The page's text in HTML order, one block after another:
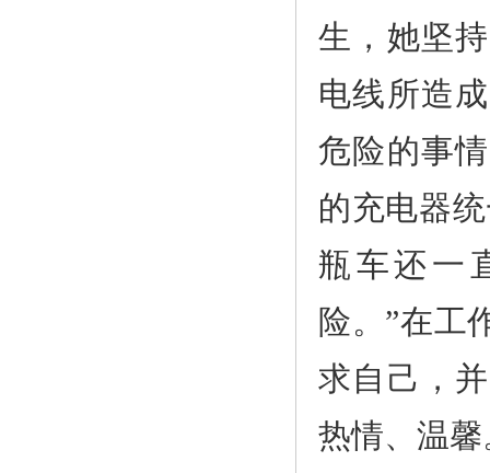
生，她坚
电线所造
危险的事
的充电器
瓶车还一
险。”在工
求自己，
热情、温馨